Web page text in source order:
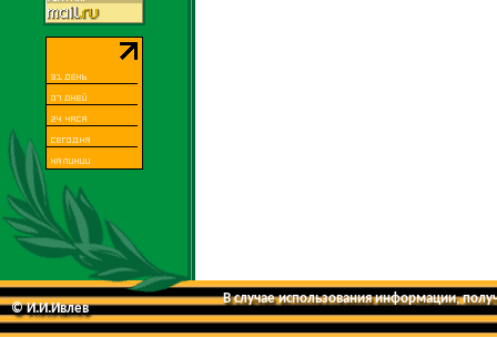
© И.И.Ивлев
В случае использования информации,